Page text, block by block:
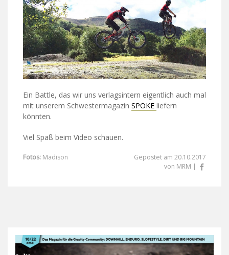
Ein Battle, das wir uns verlagsintern eigentlich auch mal
mit unserem Schwestermagazin SPOKE liefern
könnten.
Viel Spaß beim Video schauen.
Fotos: Madison
Gepostet am 20.10.2017
von MRM |